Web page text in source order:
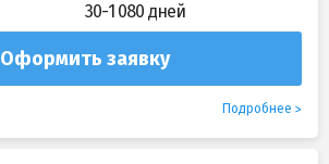
30-1 080 дней
Оформить заявку
Подробнее